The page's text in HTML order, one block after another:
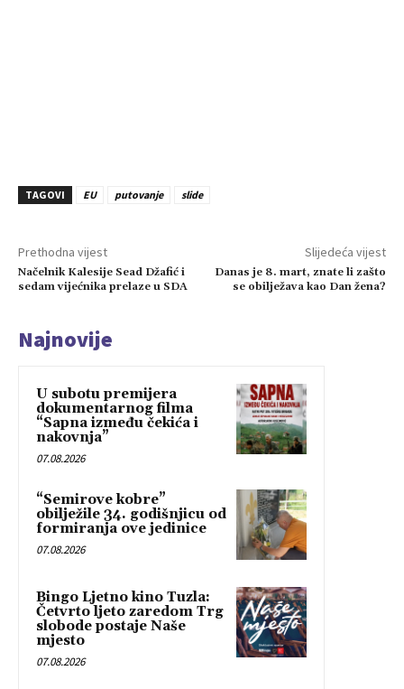
TAGOVI EU putovanje slide
Prethodna vijest
Načelnik Kalesije Sead Džafić i
sedam vijećnika prelaze u SDA
Slijedeća vijest
Danas je 8. mart, znate li zašto
se obilježava kao Dan žena?
Najnovije
U subotu premijera
dokumentarnog filma
“Sapna između čekića i
nakovnja”
07.08.2026
“Semirove kobre”
obilježile 34. godišnjicu od
formiranja ove jedinice
07.08.2026
Bingo Ljetno kino Tuzla:
Četvrto ljeto zaredom Trg
slobode postaje Naše
mjesto
07.08.2026